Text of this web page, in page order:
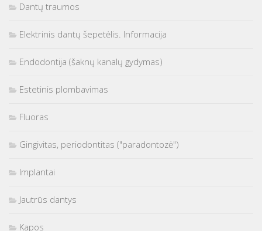
Dantų traumos
Elektrinis dantų šepetėlis. Informacija
Endodontija (šaknų kanalų gydymas)
Estetinis plombavimas
Fluoras
Gingivitas, periodontitas ("paradontozė")
Implantai
Jautrūs dantys
Kapos